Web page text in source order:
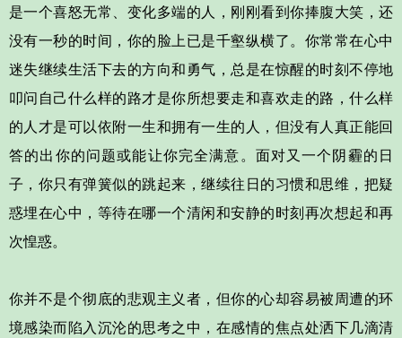
是一个喜怒无常、变化多端的人，刚刚看到你捧腹大笑，还
没有一秒的时间，你的脸上已是千壑纵横了。你常常在心中
迷失继续生活下去的方向和勇气，总是在惊醒的时刻不停地
叩问自己什么样的路才是你所想要走和喜欢走的路，什么样
的人才是可以依附一生和拥有一生的人，但没有人真正能回
答的出你的问题或能让你完全满意。面对又一个阴霾的日
子，你只有弹簧似的跳起来，继续往日的习惯和思维，把疑
惑埋在心中，等待在哪一个清闲和安静的时刻再次想起和再
次惶惑。
你并不是个彻底的悲观主义者，但你的心却容易被周遭的环
境感染而陷入沉沦的思考之中，在感情的焦点处洒下几滴清